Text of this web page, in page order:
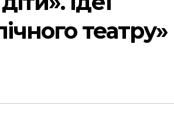
театру»